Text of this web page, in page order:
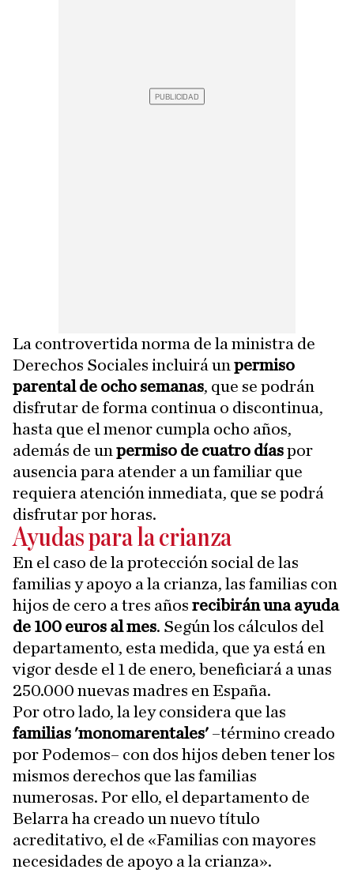
La controvertida norma de la ministra de
Derechos Sociales incluirá un permiso
parental de ocho semanas, que se podrán
disfrutar de forma continua o discontinua,
hasta que el menor cumpla ocho años,
además de un permiso de cuatro díaspor
ausencia para atender a un familiar que
requiera atención inmediata, que se podrá
disfrutar por horas.
Ayudas para la crianza
En el caso de la protección social de las
familias y apoyo a la crianza, las familias con
hijos de cero a tres años recibirán una ayuda
de 100 euros al mes. Según los cálculos del
departamento, esta medida, que ya está en
vigor desde el 1 de enero, beneficiará a unas
250.000 nuevas madres en España.
Por otro lado, la ley considera que las
familias 'monomarentales' –término creado
por Podemos– con dos hijos deben tener los
mismos derechos que las familias
numerosas. Por ello, el departamento de
Belarra ha creado un nuevo título
acreditativo, el de «Familias con mayores
necesidades de apoyo a la crianza».